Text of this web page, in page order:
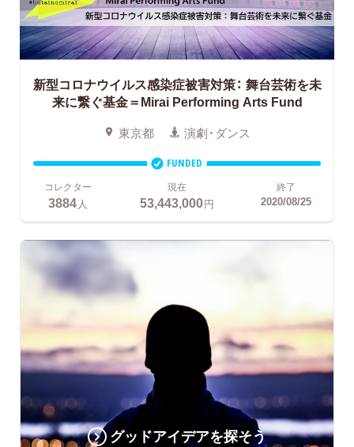
新型コロナウイルス感染症被害対策： 舞台芸術を未
来に繋ぐ基金＝Mirai Performing Arts Fund
東京都 演劇・ダンス
FUNDED
コレクター
3884 人
現在
53,443,000円
終了
2020/08/25
グッドアイデアを探そう